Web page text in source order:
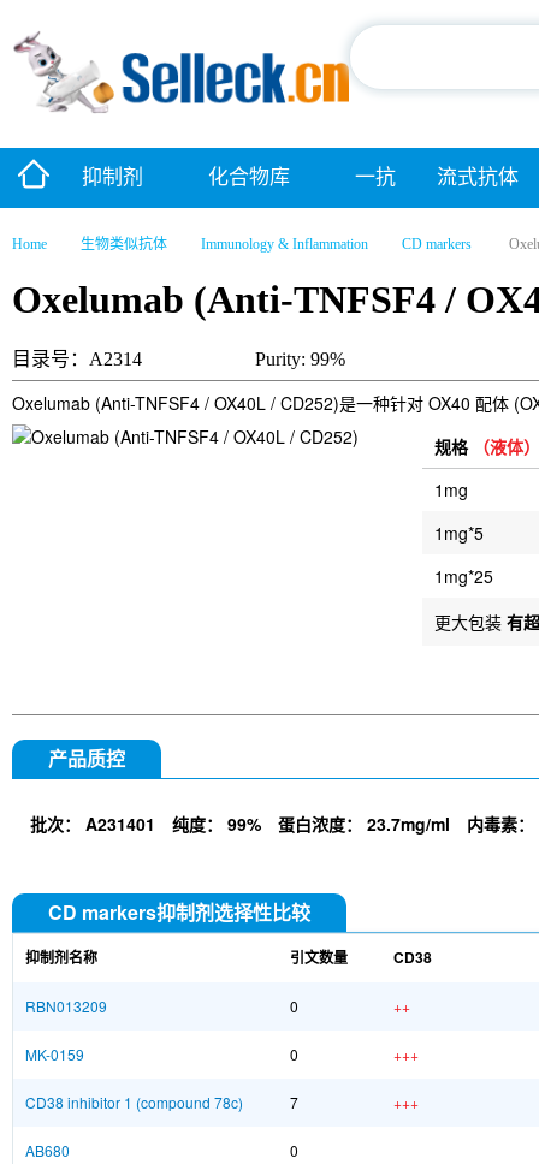
抑制剂 化合物库 一抗 流式抗体
Home 生物类似抗体 Immunology & Inflammation CD markers
Oxelumab (Anti-TNFSF4 /
目录号：A2314 Purity: 99%
Oxelumab (Anti-TNFSF4 / OX40L / CD252)是一种针对 OX40 配体
规格 （液体）
1mg
1mg*5
1mg*25
更大包装 有
产品质控
批次： A231401 纯度： 99% 蛋白浓度： 23.7mg/ml 内毒素：
CD markers抑制剂选择性比较
抑制剂名称 引文数量 CD38
RBN013209 0 ++
MK-0159 0 +++
CD38 inhibitor 1 (compound 78c) 7 +++
AB680 0